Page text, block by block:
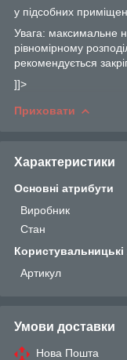
у підсобних
Увага: максимальне
рівномірному
рекомендується
]]>
Приховати
Характеристики
Основні атрибути
Виробник
Стан
Користувальницькі
Артикул
Умови доставки
Нова Пошта